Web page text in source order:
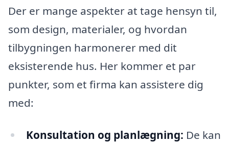
Der er mange aspekter at tage hensyn til,
som design, materialer, og hvordan
tilbygningen harmonerer med dit
eksisterende hus. Her kommer et par
punkter, som et firma kan assistere dig
med:
Konsultation og planlægning: De kan